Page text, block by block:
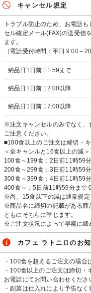
キャンセル規定
トラブル防止のため、お電話
セル確定メール(FAX)の送受信
ます。
（電話受付時間：平日 9:00～
納品日1日前 11:59まで
納品日1日前 12:00以降
納品日1日前 17:00以降
※注文キャンセルのみでなく、
ご注意ください。
■100食以上のご注文は締切・
＜全キャンルと16食以上の減＞
100食～199食：2日前11時59
200食～299食：3日前11時59
300食～399食：4日前11時59
400食～：5日前11時59分まで
※尚、15食以下の減は通常規定
※商品名に締切の記載がある商
ともにそちらに準じます。
※ご注文状況によって早期に締
カフェ ラトニロのお
・100食を超えるご注文の場合
・100食以上のご注文は締切・
お電話にてお問い合わせくださ
・副菜は仕入れにより予告な